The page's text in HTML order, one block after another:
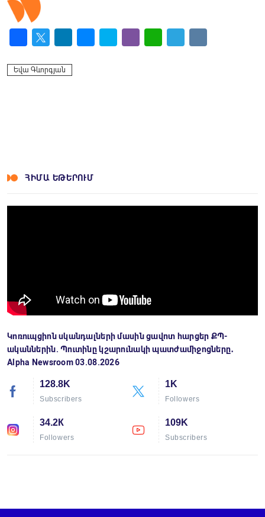
Եվա Գևորգյան
ՀԻՄԱ ԵԹԵՐՈՒՄ
Կոռուպցիոն սկանդալների մասին ցավոտ հարցեր ՔՊ-
ականներին. Պուտինը կշարունակի պատժամիջոցները․
Alpha Newsroom 03.08.2026
128.8K
Subscribers
1K
Followers
34.2К
Followers
109K
Subscribers